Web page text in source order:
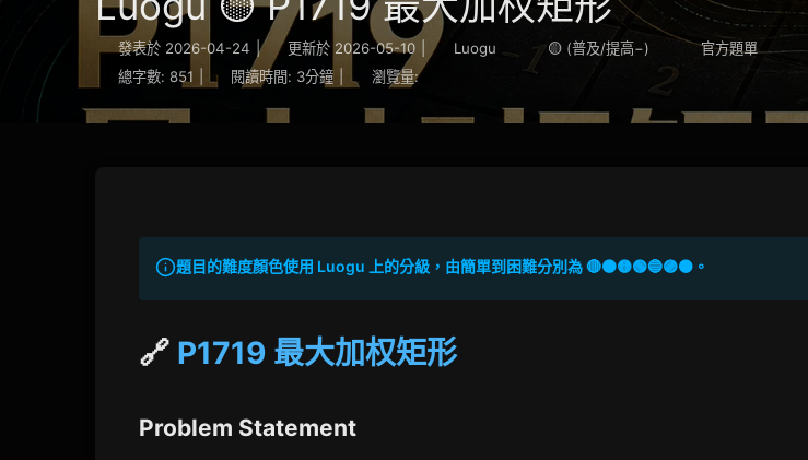
發表於 2026-04-24 | 更新於 2026-05-10 Luogu 🟡 (普及/提高−) 官方題單
總字數: 851 閱讀時間: 3分鐘 瀏覽量:
題目的難度顏色使用 Luogu 上的分級，由簡單到困難分別為 🔴🟠🟡🟢🔵🟣⚫。
🔗 P1719 最大加权矩形
Problem Statement